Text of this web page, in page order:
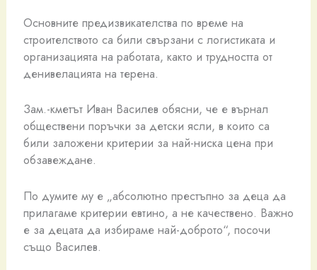
Основните предизвикателства по време на
строителството са били свързани с логистиката и
организацията на работата, както и трудността от
денивелацията на терена.
Зам.-кметът Иван Василев обясни, че е върнал
обществени поръчки за детски ясли, в които са
били заложени критерии за най-ниска цена при
обзавеждане.
По думите му е „абсолютно престъпно за деца да
прилагаме критерии евтино, а не качествено. Важно
е за децата да избираме най-доброто“, посочи
също Василев.